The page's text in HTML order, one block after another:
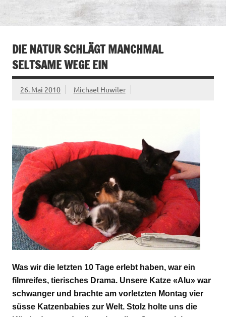
DIE NATUR SCHLÄGT MANCHMAL
SELTSAME WEGE EIN
26. Mai 2010 Michael Huwiler
Was wir die letzten 10 Tage erlebt haben, war ein
filmreifes, tierisches Drama. Unsere Katze «Alu» war
schwanger und brachte am vorletzten Montag vier
süsse Katzenbabies zur Welt. Stolz holte uns die